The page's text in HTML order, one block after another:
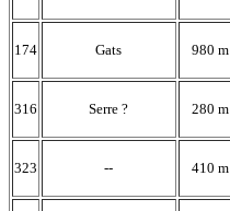
174 Gats 980 m
316 Serre ? 280 m
323 -- 410 m